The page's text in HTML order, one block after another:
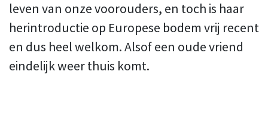
leven van onze voorouders, en toch is haar
herintroductie op Europese bodem vrij recent
en dus heel welkom. Alsof een oude vriend
eindelijk weer thuis komt.